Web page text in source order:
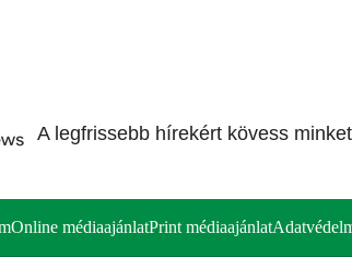
A legfrissebb hírekért kövess
Online médiaajánlatPrint médiaajánlat